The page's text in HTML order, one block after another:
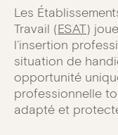
Les
Travail (ESAT)
l’insertion
situation de
opportunité
professionnelle
adapté et